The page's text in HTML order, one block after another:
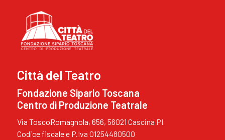
Città del Teatro
Fondazione Sipario Toscana
Centro di Produzione Teatrale
Via ToscoRomagnola, 656, 56021 Cascina PI
Codice fiscale e P.Iva 01254480500